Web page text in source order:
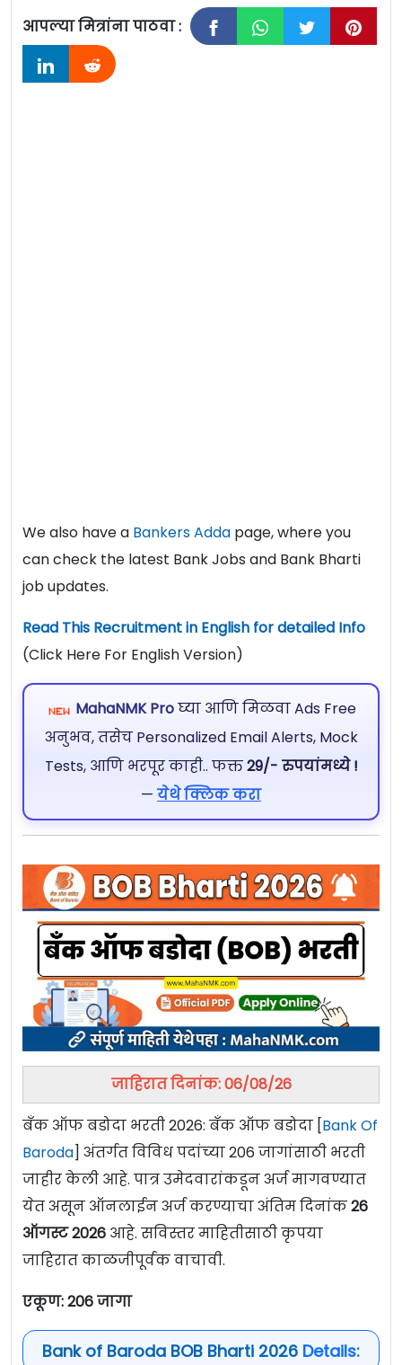
आपल्या मित्रांना पाठवा :
We also have a Bankers Adda page, where you
can check the latest Bank Jobs and Bank Bharti
job updates.
Read This Recruitment in English for detailed Info
(Click Here For English Version)
MahaNMK Proघ्या आणि मिळवा Ads Free
अनुभव, तसेच Personalized Email Alerts, Mock
Tests, आणि भरपूर काही.. फक्त29/- रुपयांमध्ये !
— येथे क्लिक करा
जाहिरात दिनांक: 06/08/26
बँक ऑफ बडोदा भरती 2026: बँक ऑफ बडोदा [Bank Of
Baroda] अंतर्गत विविध पदांच्या 206 जागांसाठी भरती
जाहीर केली आहे. पात्र उमेदवारांकडून अर्ज मागवण्यात
येत असून ऑनलाईन अर्ज करण्याचा अंतिम दिनांक26
ऑगस्ट 2026 आहे. सविस्तर माहितीसाठी कृपया
जाहिरात काळजीपूर्वक वाचावी.
एकूण: 206 जागा
Bank of Baroda BOB Bharti 2026 Details: